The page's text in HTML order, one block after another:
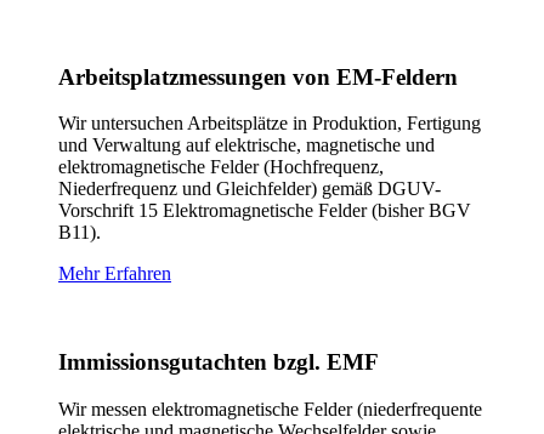
Arbeitsplatzmessungen von EM-Feldern
Wir untersuchen Arbeitsplätze in Produktion, Fertigung
und Verwaltung auf elektrische, magnetische und
elektromagnetische Felder (Hochfrequenz,
Niederfrequenz und Gleichfelder) gemäß DGUV-
Vorschrift 15 Elektromagnetische Felder (bisher BGV
B11).
Mehr Erfahren
Immissionsgutachten bzgl. EMF
Wir messen elektromagnetische Felder (niederfrequente